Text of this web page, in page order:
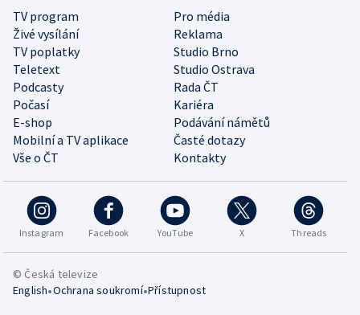
TV program
Pro média
Živé vysílání
Reklama
TV poplatky
Studio Brno
Teletext
Studio Ostrava
Podcasty
Rada ČT
Počasí
Kariéra
E-shop
Podávání námětů
Mobilní a TV aplikace
Časté dotazy
Vše o ČT
Kontakty
Instagram Facebook YouTube X Threads
© Česká televize
English•Ochrana soukromí•Přístupnost